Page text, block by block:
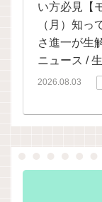
い方必見【
（月）知っ
さ進一が生
ニュース /
2026.08.03